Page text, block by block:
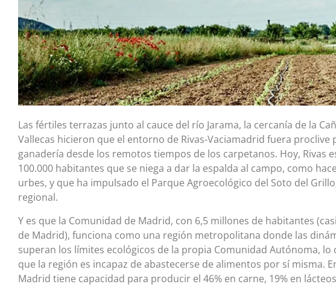
Las fértiles terrazas junto al cauce del río Jarama, la cercanía de la
Vallecas hicieron que el entorno de Rivas-Vaciamadrid fuera proclive
ganadería desde los remotos tiempos de los carpetanos. Hoy, Rivas
100.000 habitantes que se niega a dar la espalda al campo, como
urbes, y que ha impulsado el Parque Agroecológico del Soto del
regional.
Y es que la Comunidad de Madrid, con 6,5 millones de habitantes
de Madrid), funciona como una región metropolitana donde las
superan los límites ecológicos de la propia Comunidad Autónoma, lo
que la región es incapaz de abastecerse de alimentos por sí misma.
Madrid tiene capacidad para producir el 46% en carne, 19% en